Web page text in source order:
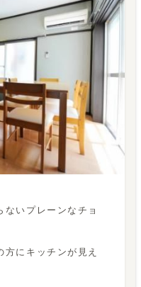
ないプレーンなチョ
にキッチンが見え